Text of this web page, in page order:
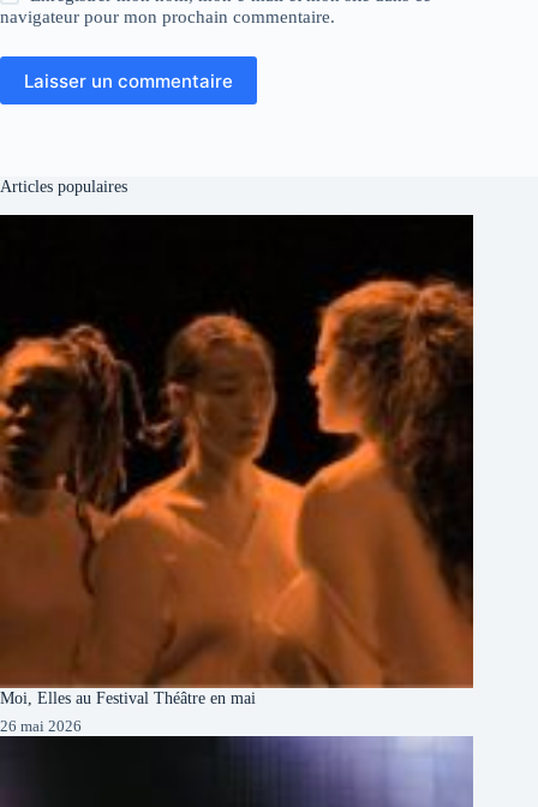
navigateur pour mon prochain commentaire.
Laisser un commentaire
Articles populaires
Moi, Elles au Festival Théâtre en mai
26 mai 2026